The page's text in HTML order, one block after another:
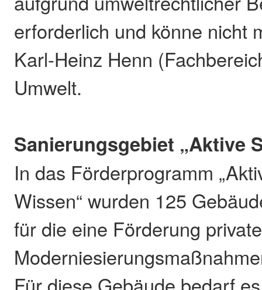
erforderlich und könne nicht
Karl-Heinz Henn
Umwelt.
Sanierungsgebiet „Aktive
In das Förderprogramm
Wissen“ wurden 125
für die eine Förderung